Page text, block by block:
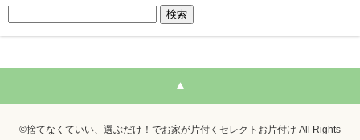
©捨てなくていい、選ぶだけ！でお家が片付くセレクトお片付け All Rights